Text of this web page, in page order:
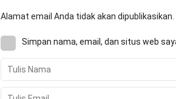
Alamat email Anda tidak akan dipublikasikan.
Simpan nama, email, dan situs web